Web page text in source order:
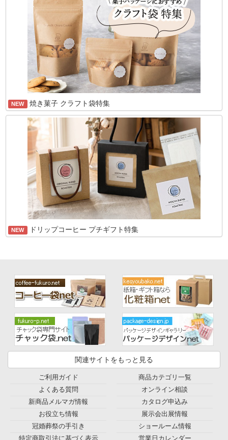
NEW 焼き菓子 クラフト袋特集
NEW ドリップコーヒー プチギフト特集
関連サイトをもっと見る
ご利用ガイド
よくある質問
新商品メルマガ情報
お役立ち情報
冠婚葬祭の手引き
商品カテゴリ一覧
オンライン相談
カタログ申込み
展示会出展情報
ショールーム情報